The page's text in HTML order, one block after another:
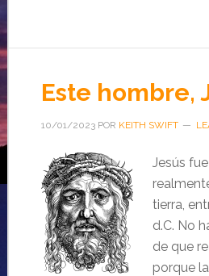
Este hombre,
10/01/2023POR KEITH SWIFT
Jesús
tierra,
d.C. No
de que
porque